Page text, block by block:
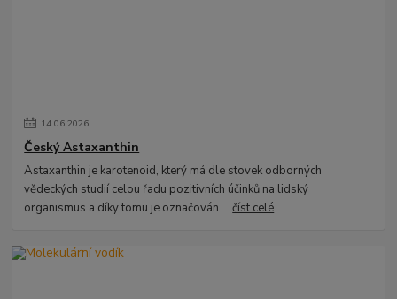
14.06.2026
Český Astaxanthin
Astaxanthin je karotenoid, který má dle stovek odborných
vědeckých studií celou řadu pozitivních účinků na lidský
organismus a díky tomu je označován ...číst celé